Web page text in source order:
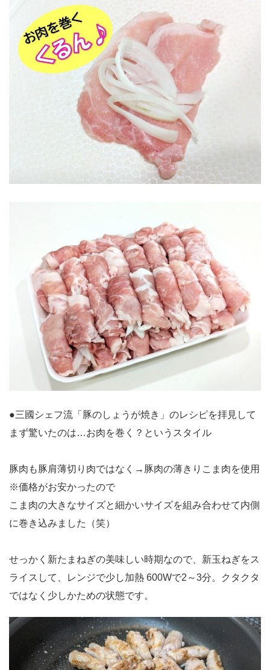
●三國シェフ流「豚のしょうが焼き」のレシピを拝見して
まず驚いたのは…お肉を巻く？というスタイル
豚肉も豚肩薄切り肉ではなく→豚肉の薄きりこま肉を使用
※価格がお安かったので
こま肉の大きなサイズと細かいサイズを組み合わせて内側
に巻き込みました（笑）
せっかく新たまねぎの美味しい時期なので、新玉ねぎをス
ライスして、レンジで少し加熱 600Wで2～3分。クタクタ
ではなく少しかための状態です。